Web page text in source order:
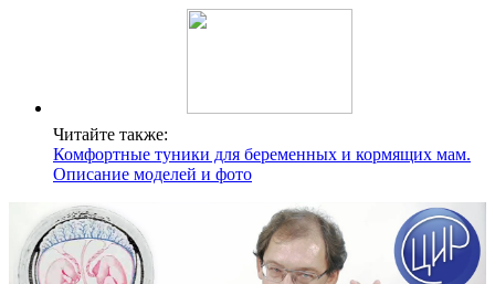
Читайте также:
Комфортные туники для беременных и кормящих мам.
Описание моделей и фото